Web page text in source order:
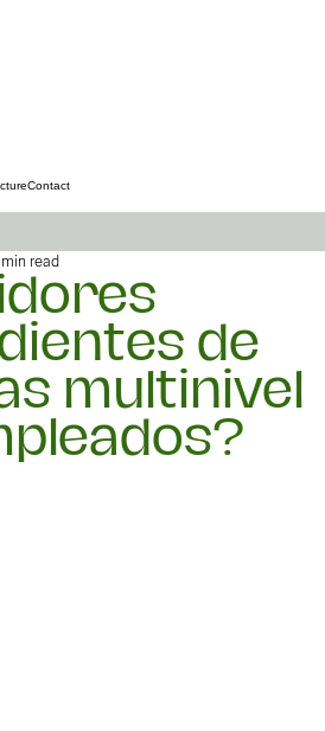
de
multinivel
min read